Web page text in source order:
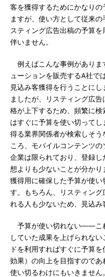
客を獲得するためにかなり
ますが、使い方として従来
スティング広告出稿の予算
伴いません。
例えばこんな事例がありま
ューションを販売するA社で
見込み客獲得を行うことに
ましたが、リスティング広
格が上下するため、頻繁に
はすぐに予算を使い切って
得る業界関係者が検索しそ
ころ、モバイルコンテンツ
企業は限られており、登録
想よりも少ないことが分か
獲得用に確保した予算が使
す。もちろん、リスティン
れる人も少ないため、見込み
予算が使い切れない――こ
していた成果を上げられな
ドを利用すればすぐに予算
効果）の向上を目指すので
使い切るわけにもいきません。